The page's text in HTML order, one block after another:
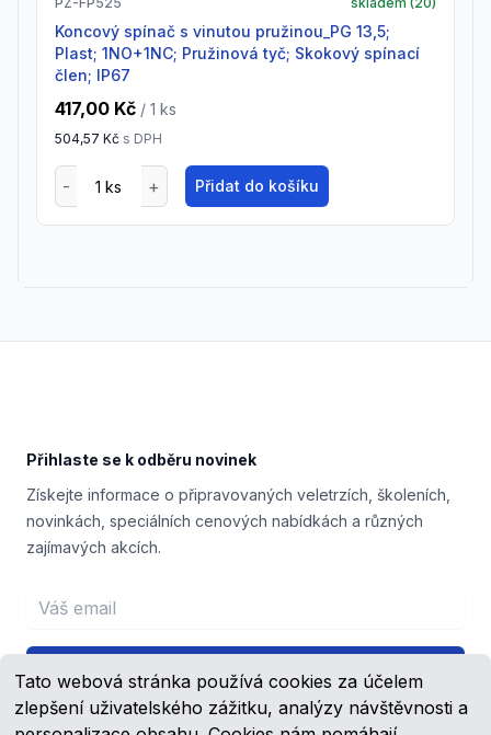
Tato webová stránka používá cookies za účelem
zlepšení uživatelského zážitku, analýzy návštěvnosti a
Koncový spínač s vinutou pružinou_PG 13,5;
Plast; 1NO+1NC; Pružinová tyč; Skokový spínací
člen; IP67
417,00 Kč / 1 ks
504,57 Kč s DPH
Přidat do košíku
Přihlaste se k odběru novinek
Získejte informace o připravovaných veletrzích, školeních,
novinkách, speciálních cenových nabídkách a různých
zajímavých akcích.
Email address
Přihlášení